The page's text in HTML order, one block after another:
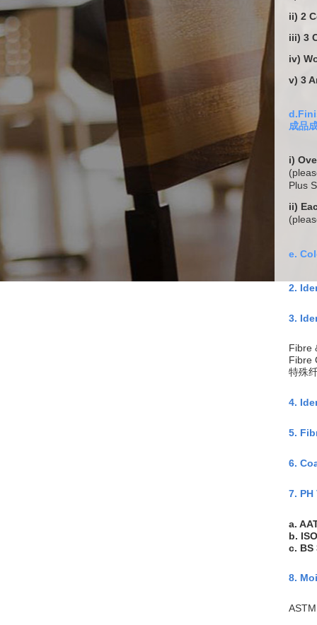
ii) 2
iii) 3
iv)
v) 3
成品
i)
Plus
ii)
e.
2.
3.
Fibre
Fibre
特殊
4.
5.
6.
7. PH
a.
b.
c. BS
8.